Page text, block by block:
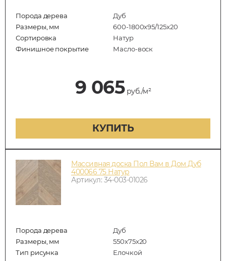
Порода дерева
Дуб
Размеры, мм
600-1800x95/125x20
Сортировка
Натур
Финишное покрытие
Масло-воск
9 065руб./м²
КУПИТЬ
Массивная доска Пол Вам в Дом Дуб
400066 75 Натур
Артикул: 34-003-01026
Порода дерева
Дуб
Размеры, мм
550x75x20
Тип рисунка
Елочкой